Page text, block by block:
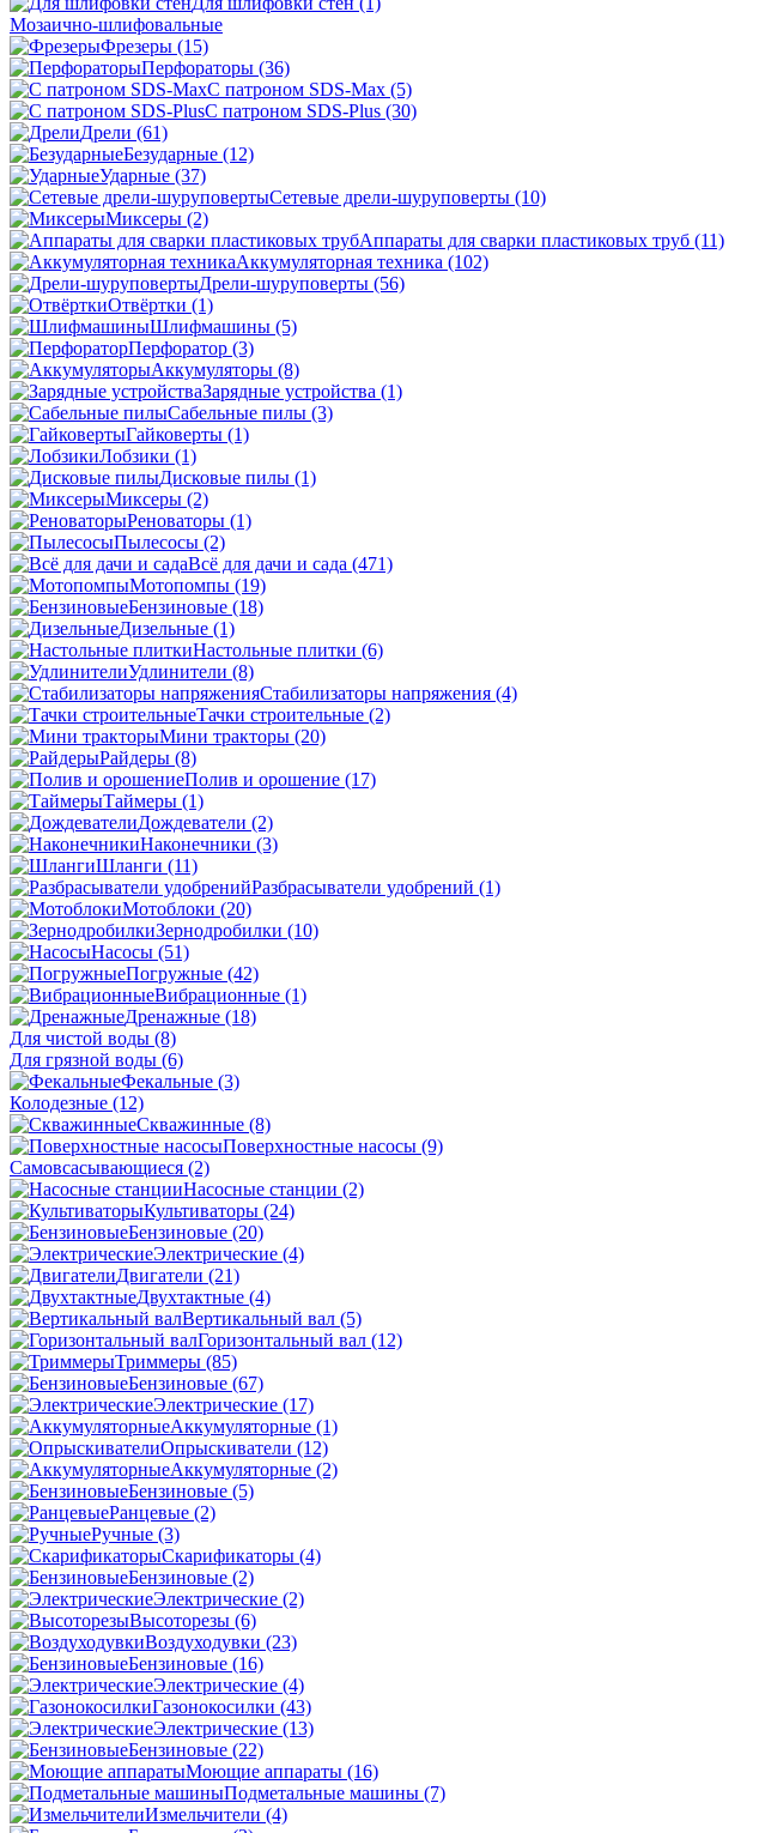
Мозаично-шлифовальные
Фрезеры (15)
Перфораторы (36)
С патроном SDS-Max (5)
С патроном SDS-Plus (30)
Дрели (61)
Безударные (12)
Ударные (37)
Сетевые дрели-шуруповерты (10)
Миксеры (2)
Аппараты для сварки пластиковых труб (11)
Аккумуляторная техника (102)
Дрели-шуруповерты (56)
Отвёртки (1)
Шлифмашины (5)
Перфоратор (3)
Аккумуляторы (8)
Зарядные устройства (1)
Сабельные пилы (3)
Гайковерты (1)
Лобзики (1)
Дисковые пилы (1)
Миксеры (2)
Реноваторы (1)
Пылесосы (2)
Всё для дачи и сада (471)
Мотопомпы (19)
Бензиновые (18)
Дизельные (1)
Настольные плитки (6)
Удлинители (8)
Стабилизаторы напряжения (4)
Тачки строительные (2)
Мини тракторы (20)
Райдеры (8)
Полив и орошение (17)
Таймеры (1)
Дождеватели (2)
Наконечники (3)
Шланги (11)
Разбрасыватели удобрений (1)
Мотоблоки (20)
Зернодробилки (10)
Насосы (51)
Погружные (42)
Вибрационные (1)
Дренажные (18)
Для чистой воды (8)
Для грязной воды (6)
Фекальные (3)
Колодезные (12)
Скважинные (8)
Поверхностные насосы (9)
Самовсасывающиеся (2)
Насосные станции (2)
Культиваторы (24)
Бензиновые (20)
Электрические (4)
Двигатели (21)
Двухтактные (4)
Вертикальный вал (5)
Горизонтальный вал (12)
Триммеры (85)
Бензиновые (67)
Электрические (17)
Аккумуляторные (1)
Опрыскиватели (12)
Аккумуляторные (2)
Бензиновые (5)
Ранцевые (2)
Ручные (3)
Скарификаторы (4)
Бензиновые (2)
Электрические (2)
Высоторезы (6)
Воздуходувки (23)
Бензиновые (16)
Электрические (4)
Газонокосилки (43)
Электрические (13)
Бензиновые (22)
Моющие аппараты (16)
Подметальные машины (7)
Измельчители (4)